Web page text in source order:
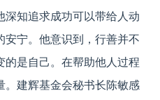
深知追求成功可以带给人动
安宁。他意识到，行善并不
的是自己。在帮助他人过程
。建辉基金会秘书长陈敏感